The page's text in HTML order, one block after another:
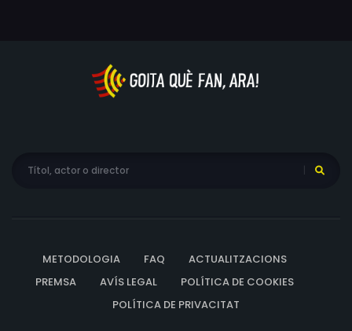
METODOLOGIA FAQ
ACTUALITZACIONS
PREMSA
AVÍS LEGAL
POLÍTICA DE COOKIES
POLÍTICA DE PRIVACITAT